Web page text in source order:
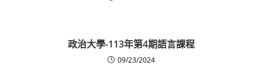
政治大學-113年第4期語言課程
09/23/2024